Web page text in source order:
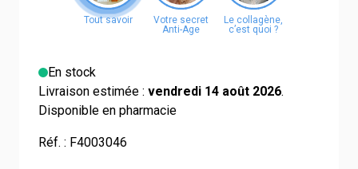
En stock
Livraison estimée : vendredi 14 août 2026.
Disponible en pharmacie
Réf. : F4003046